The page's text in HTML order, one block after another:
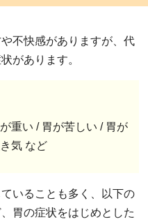
不快感がありますが、代
があります。
重い / 胃が苦しい / 胃が
気 など
いることも多く、以下の
胃の症状をはじめとした